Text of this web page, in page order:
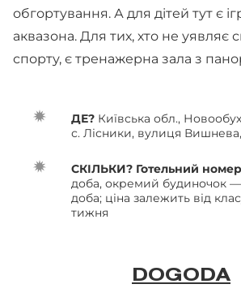
обгортування. А для дітей тут є
аквазона. Для тих, хто не уявляє
спорту, є тренажерна зала з
ДЕ? Київська обл.,
с. Лісники, вулиця
СКІЛЬКИ? Готельний номер
доба, окремий будиночок —
доба; ціна залежить від
тижня
DOGODA